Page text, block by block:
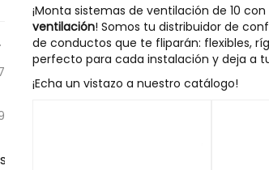
¡Monta sistemas de ventilación de 10
ventilación! Somos tu distribuidor de
de conductos que te fliparán: flexibles,
perfecto para cada instalación y deja a
¡Echa un vistazo a nuestro catálogo!